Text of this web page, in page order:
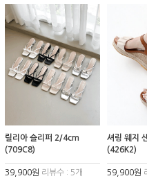
릴리아 슬리퍼 2/4cm
(709C8)
39,900원 리뷰수 : 5개
셔링 웨지
(426K2)
59,900원